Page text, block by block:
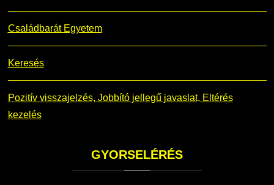
Családbarát Egyetem
Keresés
Pozitív visszajelzés, Jobbító jellegű javaslat, Eltérés
kezelés
GYORSELÉRÉS